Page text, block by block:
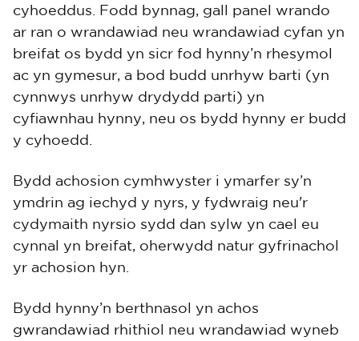
cyhoeddus. Fodd bynnag, gall panel wrando
ar ran o wrandawiad neu wrandawiad cyfan yn
breifat os bydd yn sicr fod hynny’n rhesymol
ac yn gymesur, a bod budd unrhyw barti (yn
cynnwys unrhyw drydydd parti) yn
cyfiawnhau hynny, neu os bydd hynny er budd
y cyhoedd.
Bydd achosion cymhwyster i ymarfer sy’n
ymdrin ag iechyd y nyrs, y fydwraig neu'r
cydymaith nyrsio sydd dan sylw yn cael eu
cynnal yn breifat, oherwydd natur gyfrinachol
yr achosion hyn.
Bydd hynny’n berthnasol yn achos
gwrandawiad rhithiol neu wrandawiad wyneb